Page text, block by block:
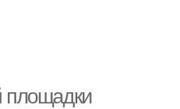
площадки